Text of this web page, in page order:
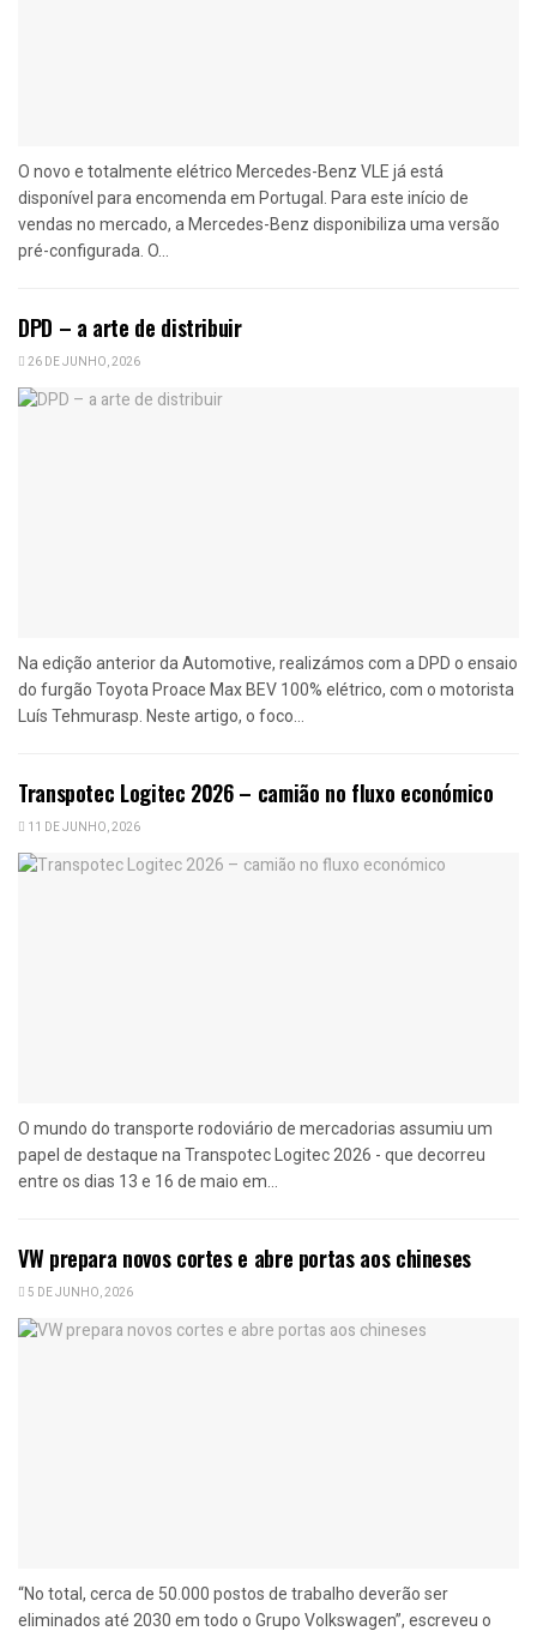
O novo e totalmente elétrico Mercedes-Benz VLE já está
disponível para encomenda em Portugal. Para este início de
vendas no mercado, a Mercedes-Benz disponibiliza uma versão
pré-configurada. O...
DPD – a arte de distribuir
26 DE JUNHO, 2026
Na edição anterior da Automotive, realizámos com a DPD o ensaio
do furgão Toyota Proace Max BEV 100% elétrico, com o motorista
Luís Tehmurasp. Neste artigo, o foco...
Transpotec Logitec 2026 – camião no fluxo económico
11 DE JUNHO, 2026
O mundo do transporte rodoviário de mercadorias assumiu um
papel de destaque na Transpotec Logitec 2026 - que decorreu
entre os dias 13 e 16 de maio em...
VW prepara novos cortes e abre portas aos chineses
5 DE JUNHO, 2026
“No total, cerca de 50.000 postos de trabalho deverão ser
eliminados até 2030 em todo o Grupo Volkswagen”, escreveu o